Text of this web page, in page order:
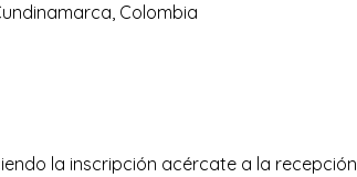
Colombia
la inscripción acércate a la recepción